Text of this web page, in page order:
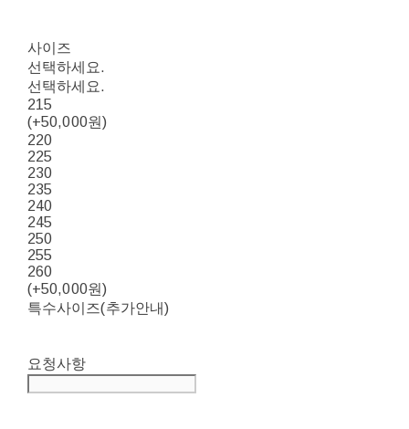
사이즈
선택하세요.
선택하세요.
215
(+50,000원)
220
225
230
235
240
245
250
255
260
(+50,000원)
특수사이즈(추가안내)
요청사항